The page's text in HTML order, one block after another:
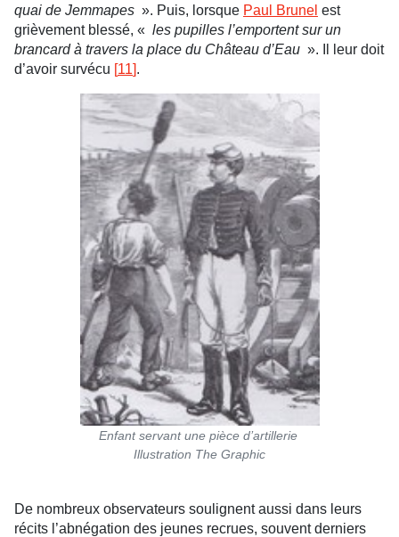
quai de Jemmapes ». Puis, lorsque Paul Brunel est
grièvement blessé, « les pupilles l’emportent sur un
brancard à travers la place du Château d’Eau ». Il leur doit
d’avoir survécu [11].
Enfant servant une pièce d’artillerie
Illustration The Graphic
De nombreux observateurs soulignent aussi dans leurs
récits l’abnégation des jeunes recrues, souvent derniers